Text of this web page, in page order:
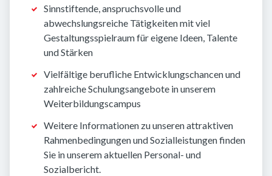
Sinnstiftende, anspruchsvolle und
abwechslungsreiche Tätigkeiten mit viel
Gestaltungsspielraum für eigene Ideen, Talente
und Stärken
Vielfältige berufliche Entwicklungschancen und
zahlreiche Schulungsangebote in unserem
Weiterbildungscampus
Weitere Informationen zu unseren attraktiven
Rahmenbedingungen und Sozialleistungen finden
Sie in unserem aktuellen Personal- und
Sozialbericht.